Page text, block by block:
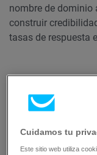
nombre de dominio
construir
tasas de respuesta
Cuidamos tu
Este sitio web utiliza